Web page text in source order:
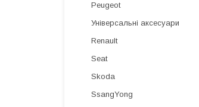
Peugeot
Універсальні аксесуари
Renault
Seat
Skoda
SsangYong